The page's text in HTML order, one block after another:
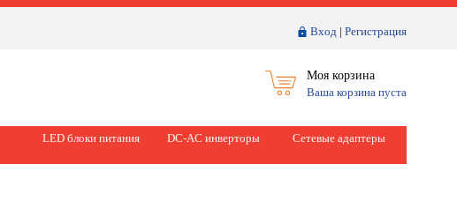
Вход | Регистрация
Моя корзина
Ваша корзина пуста
LED блоки питания DC-AC инверторы Сетевые адаптеры